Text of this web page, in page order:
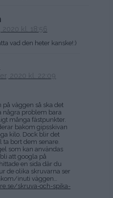
2020 kl. 18:56
vad den heter kanske!:)
2020 kl. 22:09
på väggen så ska det
några problem bara
många fästpunkter.
bakom gipsskivan
kilo. Dock blir det
bort dem senare.
som kan användas
att googla på
en sida där du
de olika skruvarna ser
inuti väggen…
skruva-och-spika-